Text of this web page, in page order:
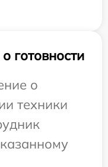
готовности
о
техники